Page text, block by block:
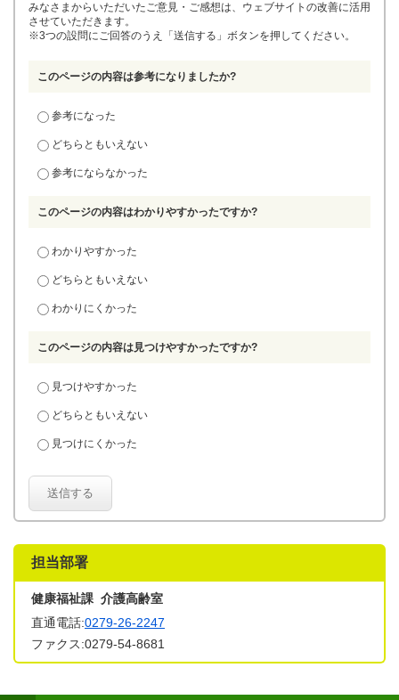
みなさまからいただいたご意見・ご感想は、ウェブサイトの改善に活用
させていただきます。
※3つの設問にご回答のうえ「送信する」ボタンを押してください。
このページの内容は参考になりましたか?
参考になった
どちらともいえない
参考にならなかった
このページの内容はわかりやすかったですか?
わかりやすかった
どちらともいえない
わかりにくかった
このページの内容は見つけやすかったですか?
見つけやすかった
どちらともいえない
見つけにくかった
送信する
担当部署
健康福祉課 介護高齢室
直通電話:0279-26-2247
ファクス:0279-54-8681